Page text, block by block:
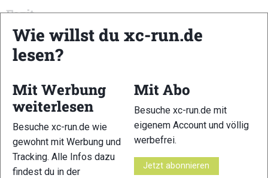
Fazit
Der Suunto Spark verbindet Sicherheit, Komfort und moderne
Trainingsfunktionen gelungen miteinander. Wer beim Laufen
Musik hören möchte, ohne den Kontakt zur Umgebung zu
und Alltag.
Link:suunto.com
Wie willst du xc-run.de
lesen?
Mit Werbung
weiterlesen
Besuche xc-run.de wie
gewohnt mit Werbung und
Tracking. Alle Infos dazu
findest du in der
Mit Abo
Besuche xc-run.de mit
eigenem Account und völlig
werbefrei.
Jetzt abonnieren